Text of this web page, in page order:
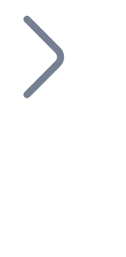
Bitnovo
votre entreprise et
écosystème.
et
à notre service